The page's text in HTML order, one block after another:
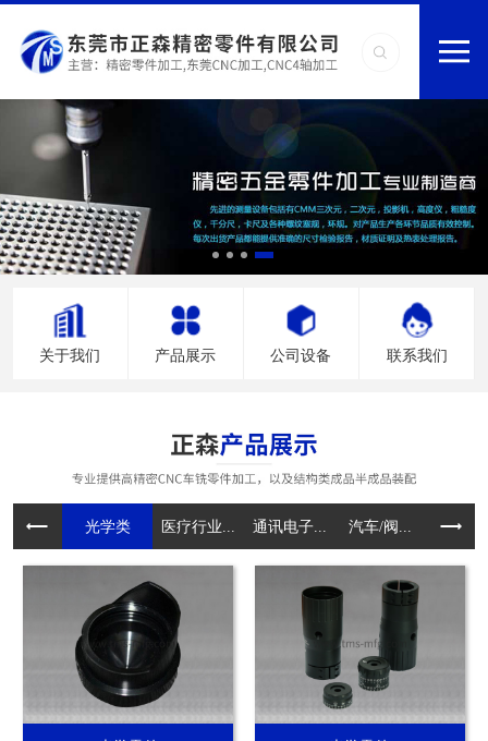
关于我们 产品展示 公司设备 联系我们
光学类 医疗行业... 通讯电子... 汽车/阀... 电动工